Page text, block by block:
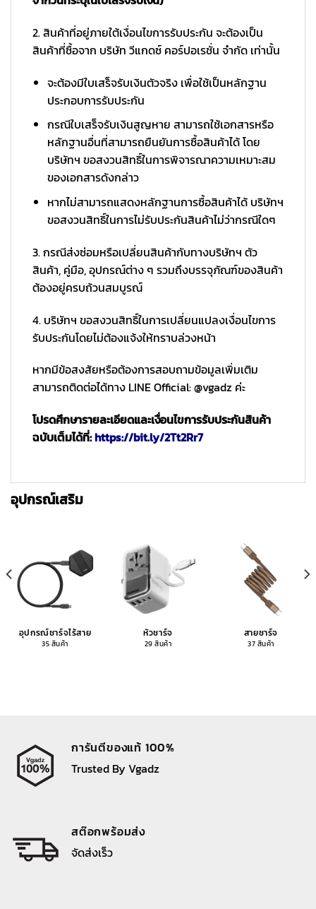
2. สินค้าที่อยู่ภายใต้เงื่อนไขการรับประกัน จะต้องเป็น
สินค้าที่ซื้อจาก บริษัท วีแกดซ์ คอร์ปอเรชั่น จำกัด เท่านั้น
จะต้องมีใบเสร็จรับเงินตัวจริง เพื่อใช้เป็นหลักฐาน
ประกอบการรับประกัน
กรณีใบเสร็จรับเงินสูญหาย สามารถใช้เอกสารหรือ
หลักฐานอื่นที่สามารถยืนยันการซื้อสินค้าได้ โดย
บริษัทฯ ขอสงวนสิทธิ์ในการพิจารณาความเหมาะสม
ของเอกสารดังกล่าว
หากไม่สามารถแสดงหลักฐานการซื้อสินค้าได้ บริษัทฯ
ขอสงวนสิทธิ์ในการไม่รับประกันสินค้าไม่ว่ากรณีใดๆ
3. กรณีส่งซ่อมหรือเปลี่ยนสินค้ากับทางบริษัทฯ ตัว
สินค้า, คู่มือ, อุปกรณ์ต่าง ๆ รวมถึงบรรจุภัณฑ์ของสินค้า
ต้องอยู่ครบถ้วนสมบูรณ์
4. บริษัทฯ ขอสงวนสิทธิ์ในการเปลี่ยนแปลงเงื่อนไขการ
รับประกันโดยไม่ต้องแจ้งให้ทราบล่วงหน้า
หากมีข้อสงสัยหรือต้องการสอบถามข้อมูลเพิ่มเติม
สามารถติดต่อได้ทาง LINE Official: @vgadz ค่ะ
โปรดศึกษารายละเอียดและเงื่อนไขการรับประกันสินค้า
ฉบับเต็มได้ที่:https://bit.ly/2Tt2Rr7
อุปกรณ์เสริม
อุปกรณ์ชาร์จไร้สาย
35 สินค้า
หัวชาร์จ
29 สินค้า
สายชาร์จ
37 สินค้า
การันตีของแท้ 100%
Trusted By Vgadz
สต๊อกพร้อมส่ง
จัดส่งเร็ว